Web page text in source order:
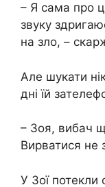
– Я сама про
звуку
на зло, –
Але шукати
дні їй
– Зоя, вибач
Вирватися не
У Зої потекли